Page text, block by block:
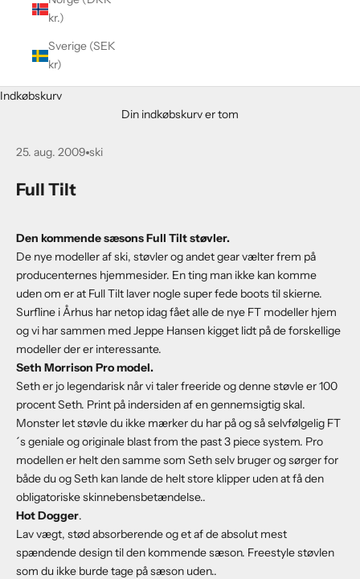
kr.)
Sverige (SEK
kr)
Indkøbskurv
Din indkøbskurv er tom
25. aug. 2009 ski
Full Tilt
Den kommende sæsons Full Tilt støvler.
De nye modeller af ski, støvler og andet gear vælter frem på
producenternes hjemmesider. En ting man ikke kan komme
uden om er at Full Tilt laver nogle super fede boots til skierne.
Surfline i Århus har netop idag fået alle de nye FT modeller hjem
og vi har sammen med Jeppe Hansen kigget lidt på de forskellige
modeller der er interessante.
Seth Morrison Pro model.
Seth er jo legendarisk når vi taler freeride og denne støvle er 100
procent Seth. Print på indersiden af en gennemsigtig skal.
Monster let støvle du ikke mærker du har på og så selvfølgelig FT
´s geniale og originale blast from the past 3 piece system. Pro
modellen er helt den samme som Seth selv bruger og sørger for
både du og Seth kan lande de helt store klipper uden at få den
obligatoriske skinnebensbetændelse..
Hot Dogger.
Lav vægt, stød absorberende og et af de absolut mest
spændende design til den kommende sæson. Freestyle støvlen
som du ikke burde tage på sæson uden..